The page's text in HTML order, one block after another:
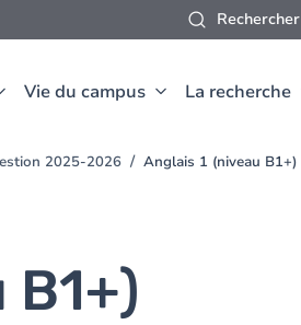
Rechercher
Vie du campus La recherche
2025-2026 Anglais 1 (niveau B1+)